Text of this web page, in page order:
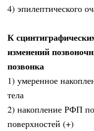
4) эпилептического
К
изменений
позвонка
1) умеренное
тела
2) накопление РФП
поверхностей (+)